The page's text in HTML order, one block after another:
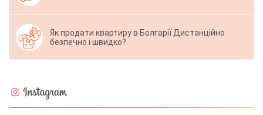
Як продати квартиру в Болгарії Дистанційно
безпечно і швидко?